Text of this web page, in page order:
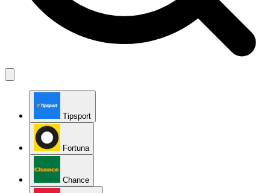
Tipsport
Fortuna
Chance